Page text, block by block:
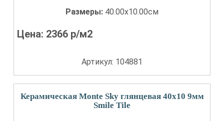
Размеры: 40.00x10.00см
Цена: 2366 р/м2
Артикул: 104881
Керамическая Monte Sky глянцевая 40x10 9мм
Smile Tile